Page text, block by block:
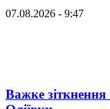
07.08.2026 - 9:47
Важке зіткнення